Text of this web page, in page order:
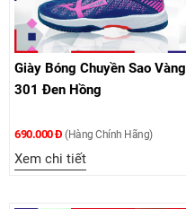
Giày Bóng Chuyền Sao Vàng
301 Đen Hồng
690.000 Đ (Hàng Chính Hãng)
Xem chi tiết